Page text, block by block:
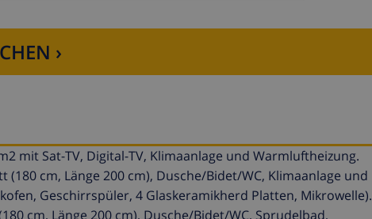
›
mit Sat-TV, Digital-TV, Klimaanlage und Warmluftheizung.
cm, Länge 200 cm), Dusche/Bidet/WC, Klimaanlage und
Geschirrspüler, 4 Glaskeramikherd Platten, Mikrowelle).
cm, Länge 200 cm), Dusche/Bidet/WC, Sprudelbad,